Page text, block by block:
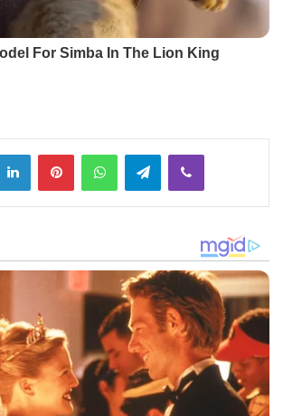
LinkedInPinterestWhatsAppTelegramViber